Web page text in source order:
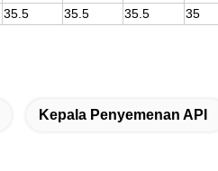
35.5 35.5 35.5 35
Kepala Penyemenan API